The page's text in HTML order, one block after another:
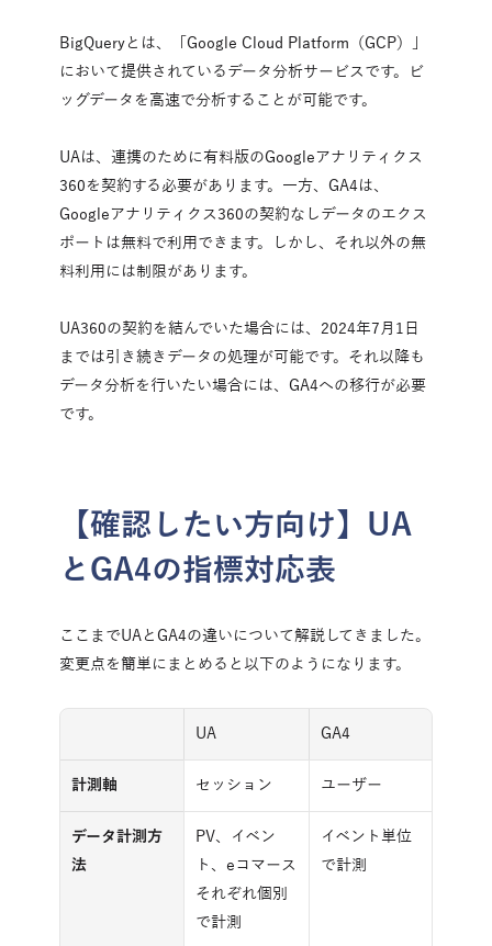
BigQueryとは、「Google Cloud Platform（GCP）」
において提供されているデータ分析サービスです。ビ
ッグデータを高速で分析することが可能です。
UAは、連携のために有料版のGoogleアナリティクス
360を契約する必要があります。一方、GA4は、
Googleアナリティクス360の契約なしデータのエクス
ポートは無料で利用できます。しかし、それ以外の無
料利用には制限があります。
UA360の契約を結んでいた場合には、2024年7月1日
までは引き続きデータの処理が可能です。それ以降も
データ分析を行いたい場合には、GA4への移行が必要
です。
【確認したい方向け】UA
とGA4の指標対応表
ここまでUAとGA4の違いについて解説してきました。
変更点を簡単にまとめると以下のようになります。
UA GA4
計測軸 セッション ユーザー
データ計測方
法
PV、イベン
ト、eコマース
それぞれ個別
で計測
イベント単位
で計測